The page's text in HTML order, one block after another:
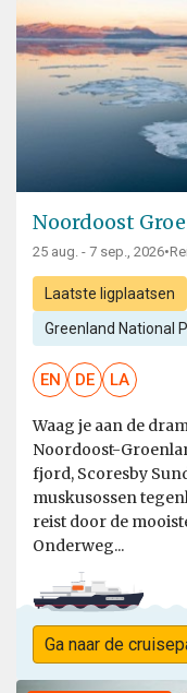
Noordoost
25 aug. - 7 sep., 2026•
Laatste ligplaatsen
Greenland National
EN DE LA
Waag je aan de
Noordoost-
fjord, Scoresby
muskusossen
reist door de
Onderweg...
Ga naar de